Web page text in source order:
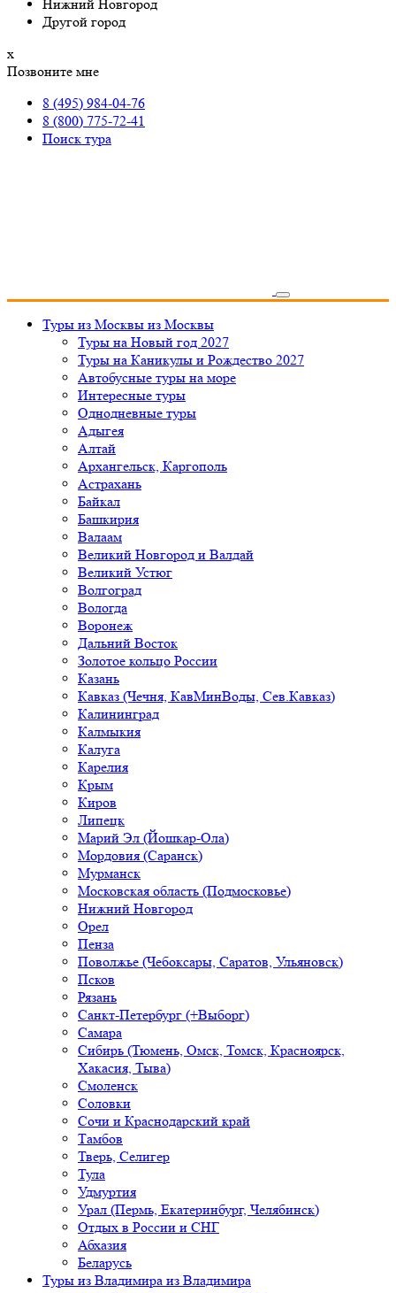
Нижний Новгород
Другой город
х
Позвоните мне
8 (495) 984-04-76
8 (800) 775-72-41
Поиск тура
Туры из Москвы из Москвы
Туры на Новый год 2027
Туры на Каникулы и Рождество 2027
Автобусные туры на море
Интересные туры
Однодневные туры
Адыгея
Алтай
Архангельск, Каргополь
Астрахань
Байкал
Башкирия
Валаам
Великий Новгород и Валдай
Великий Устюг
Волгоград
Вологда
Воронеж
Дальний Восток
Золотое кольцо России
Казань
Кавказ (Чечня, КавМинВоды, Сев.Кавказ)
Калининград
Калмыкия
Калуга
Карелия
Крым
Киров
Липецк
Марий Эл (Йошкар-Ола)
Мордовия (Саранск)
Мурманск
Московская область (Подмосковье)
Нижний Новгород
Орел
Пенза
Поволжье (Чебоксары, Саратов, Ульяновск)
Псков
Рязань
Санкт-Петербург (+Выборг)
Самара
Сибирь (Тюмень, Омск, Томск, Красноярск,
Хакасия, Тыва)
Смоленск
Соловки
Сочи и Краснодарский край
Тамбов
Тверь, Селигер
Тула
Удмуртия
Урал (Пермь, Екатеринбург, Челябинск)
Отдых в России и СНГ
Абхазия
Беларусь
Туры из Владимира из Владимира